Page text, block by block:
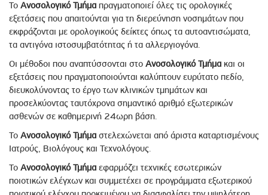
Το Ανοσολογικό Τμήμα πραγματοποιεί όλες τις ορολογικές
εξετάσεις που απαιτούνται για τη διερεύνηση νοσημάτων που
εκφράζονται με ορολογικούς δείκτες όπως τα αυτοαντισώματα,
τα αντιγόνα ιστοσυμβατότητας ή τα αλλεργιογόνα.
Οι μέθοδοι που αναπτύσσονται στο Ανοσολογικό Τμήμα και οι
εξετάσεις που πραγματοποιούνται καλύπτουν ευρύτατο πεδίο,
διευκολύνοντας το έργο των κλινικών τμημάτων και
προσελκύοντας ταυτόχρονα σημαντικό αριθμό εξωτερικών
ασθενών σε καθημερινή 24ωρη βάση.
Το Ανοσολογικό Τμήμα στελεχώνεται από άριστα καταρτισμένους
Ιατρούς, Βιολόγους και Τεχνολόγους.
Το Ανοσολογικό Τμήμα εφαρμόζει τεχνικές εσωτερικών
ποιοτικών ελέγχων και συμμετέχει σε προγράμματα εξωτερικού